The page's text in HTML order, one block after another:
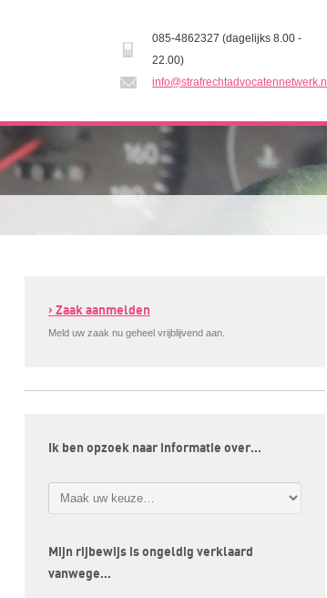
085-4862327 (dagelijks 8.00 -
22.00)
info@strafrechtadvocatennetwerk.nl
› Zaak aanmelden
Meld uw zaak nu geheel vrijblijvend aan.
Ik ben opzoek naar informatie over…
Mijn rijbewijs is ongeldig verklaard
vanwege…